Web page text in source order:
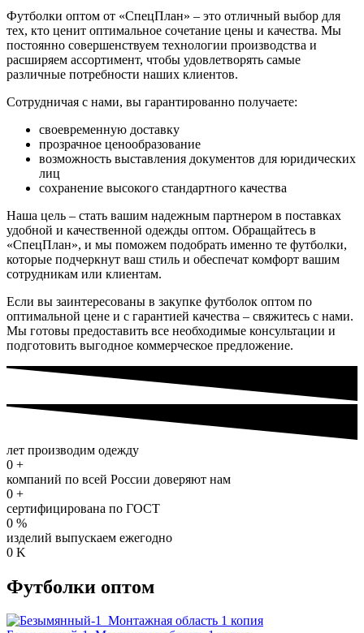
Футболки оптом от «СпецПлан» – это отличный выбор для
тех, кто ценит оптимальное сочетание цены и качества. Мы
постоянно совершенствуем технологии производства и
расширяем ассортимент, чтобы удовлетворять самые
различные потребности наших клиентов.
Сотрудничая с нами, вы гарантированно получаете:
своевременную доставку
прозрачное ценообразование
возможность выставления документов для юридических
лиц
сохранение высокого стандартного качества
Наша цель – стать вашим надежным партнером в поставках
удобной и качественной одежды оптом. Обращайтесь в
«СпецПлан», и мы поможем подобрать именно те футболки,
которые подчеркнут ваш стиль и обеспечат комфорт вашим
сотрудникам или клиентам.
Если вы заинтересованы в закупке футболок оптом по
оптимальной цене и с гарантией качества – свяжитесь с нами.
Мы готовы предоставить все необходимые консультации и
подготовить выгодное коммерческое предложение.
лет производим одежду
0 +
компаний по всей России доверяют нам
0 +
сертифицирована по ГОСТ
0 %
изделий выпускаем ежегодно
0 K
Футболки оптом